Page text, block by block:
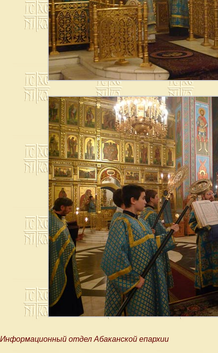
Информационный отдел Абаканской епархии